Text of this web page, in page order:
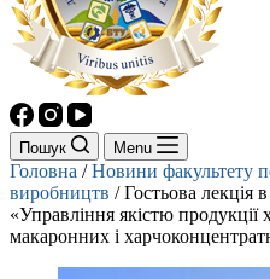
Пошук Menu
Головна /Новини факультету
виробництв /Гостьова лекція
«Управління якістю
макаронних і